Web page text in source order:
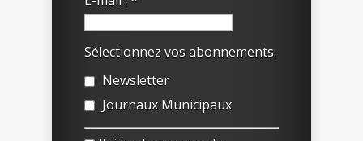
Sélectionnez vos abonnements:
Newsletter
Journaux Municipaux